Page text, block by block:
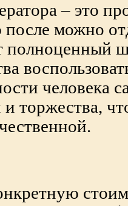
– это
можно
полноценный
человека
торжества,